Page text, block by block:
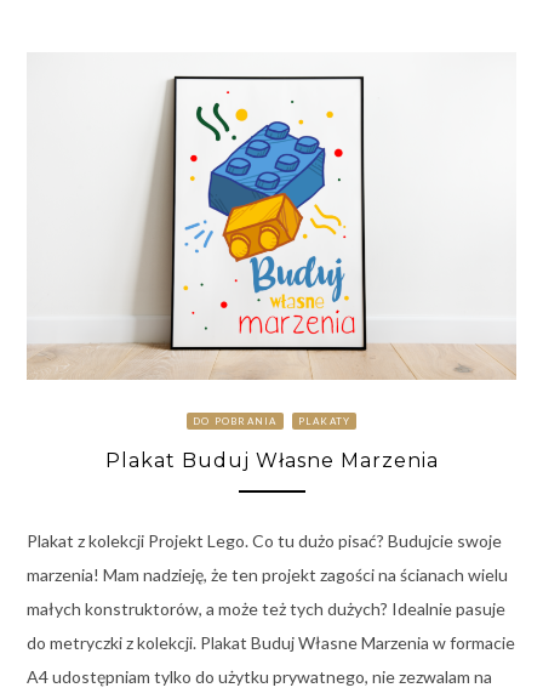
DO POBRANIA PLAKATY
Plakat Buduj Własne Marzenia
Plakat z kolekcji Projekt Lego. Co tu dużo pisać? Budujcie swoje
marzenia! Mam nadzieję, że ten projekt zagości na ścianach wielu
małych konstruktorów, a może też tych dużych? Idealnie pasuje
do metryczki z kolekcji. Plakat Buduj Własne Marzenia w formacie
A4 udostępniam tylko do użytku prywatnego, nie zezwalam na